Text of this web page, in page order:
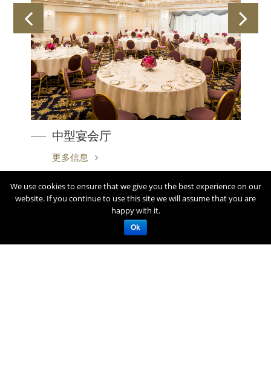
中型宴会厅
更多信息
We use cookies to ensure that we give you the best experience on our
website. If you continue to use this site we will assume that you are
happy with it.
Ok